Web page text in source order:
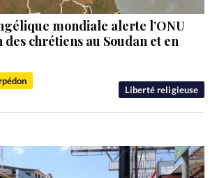
Liberté religieuse
mondiale alerte l’ONU
chrétiens au Soudan et en